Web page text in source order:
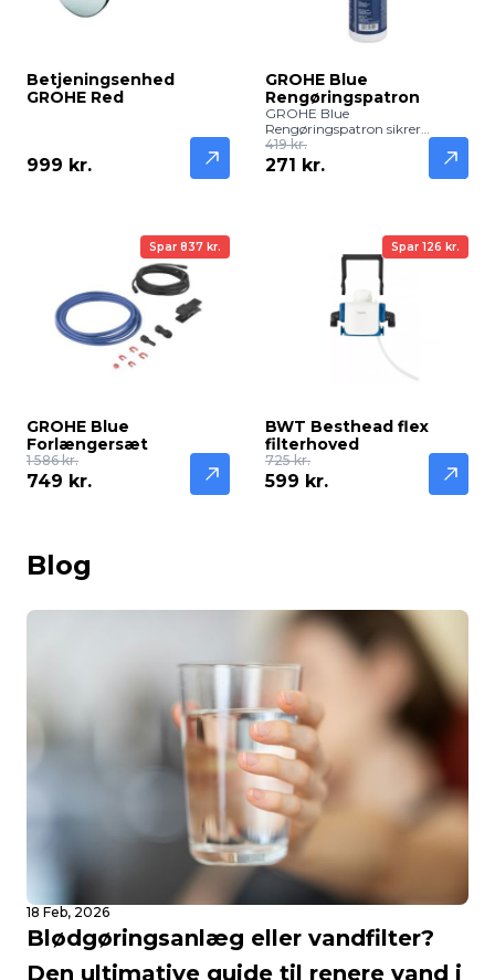
Betjeningsenhed
GROHE Red
999 kr.
GROHE Blue
Rengøringspatron
GROHE Blue
Rengøringspatron sikrer
effektiv rengøring af din
GROHE Blue vandhane og
filter, så du altid får frisk og rent
419 kr.
271 kr.
Spar 837 kr.
GROHE Blue
Forlængersæt
1 586 kr.
749 kr.
Spar 126 kr.
BWT Besthead flex
filterhoved
725 kr.
599 kr.
Blog
18 Feb, 2026
Blødgøringsanlæg eller vandfilter?
Den ultimative guide til renere vand i